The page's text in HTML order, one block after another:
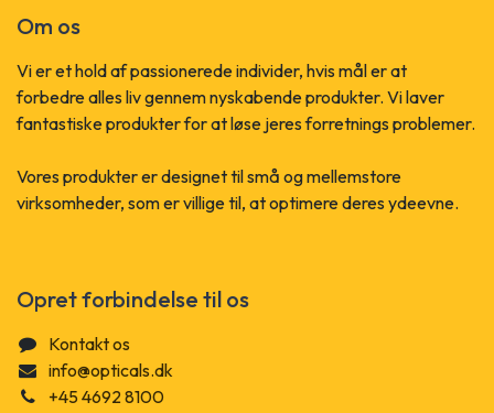
Om os
Vi er et hold af passionerede individer, hvis mål er at
forbedre alles liv gennem nyskabende produkter. Vi laver
fantastiske produkter for at løse jeres forretnings problemer.
Vores produkter er designet til små og mellemstore
virksomheder, som er villige til, at optimere deres ydeevne.
Opret forbindelse til os
Kontakt os
info@opticals.dk
+45 4692 8100